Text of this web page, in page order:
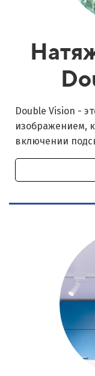
Double Vision -
изображением,
включении